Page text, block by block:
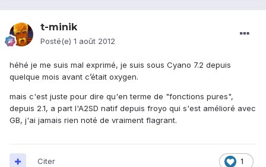
t-minik
Posté(e) 1 août 2012
héhé je me suis mal exprimé, je suis sous Cyano 7.2 depuis
quelque mois avant c’était oxygen.
mais c'est juste pour dire qu'en terme de "fonctions pures",
depuis 2.1, a part l'A2SD natif depuis froyo qui s'est amélioré avec
GB, j'ai jamais rien noté de vraiment flagrant.
1
Citer